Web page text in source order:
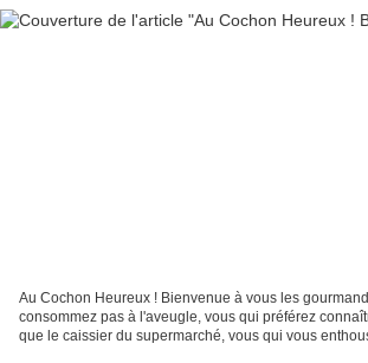
Au Cochon Heureux ! Bienvenue à vous les
consommez pas à l'aveugle, vous qui préférez
que le caissier du supermarché, vous qui vous